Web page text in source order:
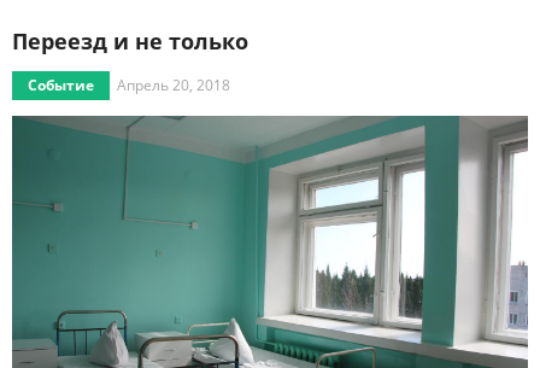
Переезд и не только
Событие Апрель 20, 2018